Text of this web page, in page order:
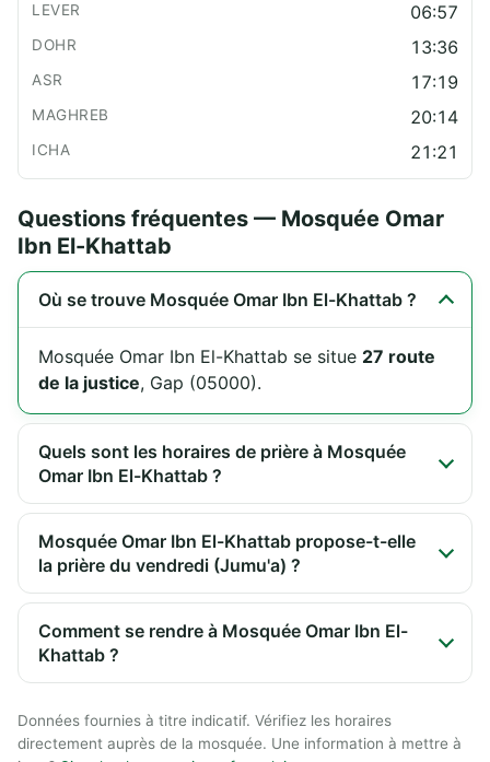
06:57
13:36
17:19
20:14
21:21
Questions fréquentes — Mosquée Omar
Ibn El-Khattab
Où se trouve Mosquée Omar Ibn El-Khattab ?
Mosquée Omar Ibn El-Khattab se situe 27 route
de la justice, Gap (05000).
Quels sont les horaires de prière à Mosquée
Omar Ibn El-Khattab ?
Mosquée Omar Ibn El-Khattab propose-t-elle
la prière du vendredi (Jumu'a) ?
Comment se rendre à Mosquée Omar Ibn El-
Khattab ?
Données fournies à titre indicatif. Vérifiez les horaires
directement auprès de la mosquée. Une information à mettre à